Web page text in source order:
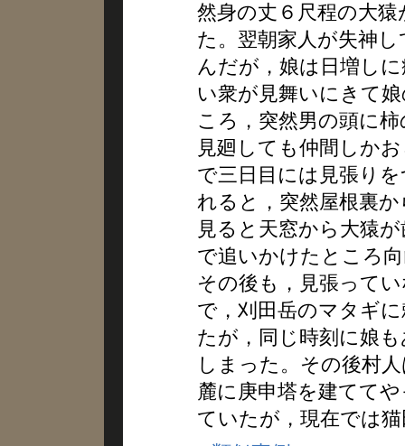
然身の丈６尺程の大
た。翌朝家人が失神
んだが，娘は日増し
い衆が見舞いにきて
ころ，突然男の頭に
見廻しても仲間しか
で三日目には見張り
れると，突然屋根裏
見ると天窓から大猿
で追いかけたところ
その後も，見張って
で，刈田岳のマタギ
たが，同じ時刻に娘
しまった。その後村
麓に庚申塔を建てて
ていたが，現在では